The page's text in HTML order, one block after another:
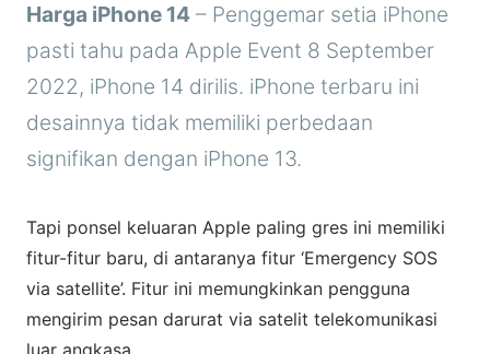
Harga iPhone 14 – Penggemar setia iPhone
pasti tahu pada Apple Event 8 September
2022, iPhone 14 dirilis. iPhone terbaru ini
desainnya tidak memiliki perbedaan
signifikan dengan iPhone 13.
Tapi ponsel keluaran Apple paling gres ini memiliki
fitur-fitur baru, di antaranya fitur ‘Emergency SOS
via satellite’. Fitur ini memungkinkan pengguna
mengirim pesan darurat via satelit telekomunikasi
luar angkasa.